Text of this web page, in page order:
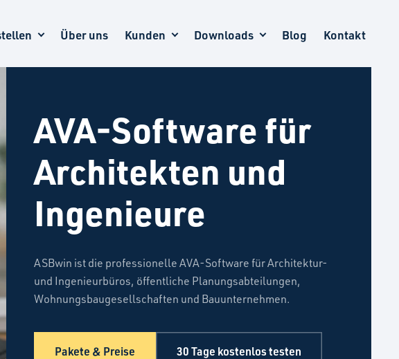
Über uns Kunden Downloads Blog Kontakt
AVA-Software für
Architekten und
Ingenieure
ASBwin ist die professionelle AVA-Software für Architektur-
und Ingenieurbüros, öffentliche Planungsabteilungen,
Wohnungsbaugesellschaften und Bauunternehmen.
Pakete & Preise 30 Tage kostenlos testen